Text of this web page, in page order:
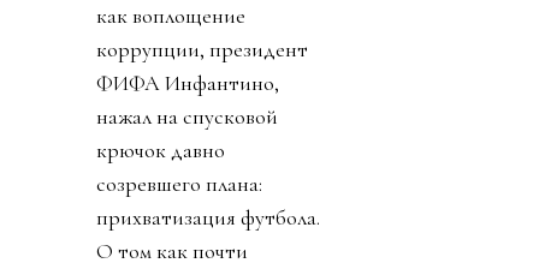
как воплощение
коррупции, президент
ФИФА Инфантино,
нажал на спусковой
крючок давно
созревшего плана:
прихватизация футбола.
О том как почти